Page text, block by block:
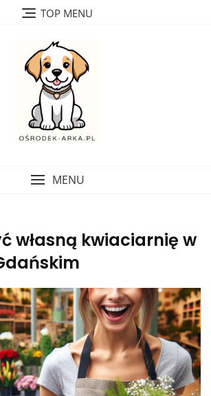
TOP MENU
MENU
własną kwiaciarnię w